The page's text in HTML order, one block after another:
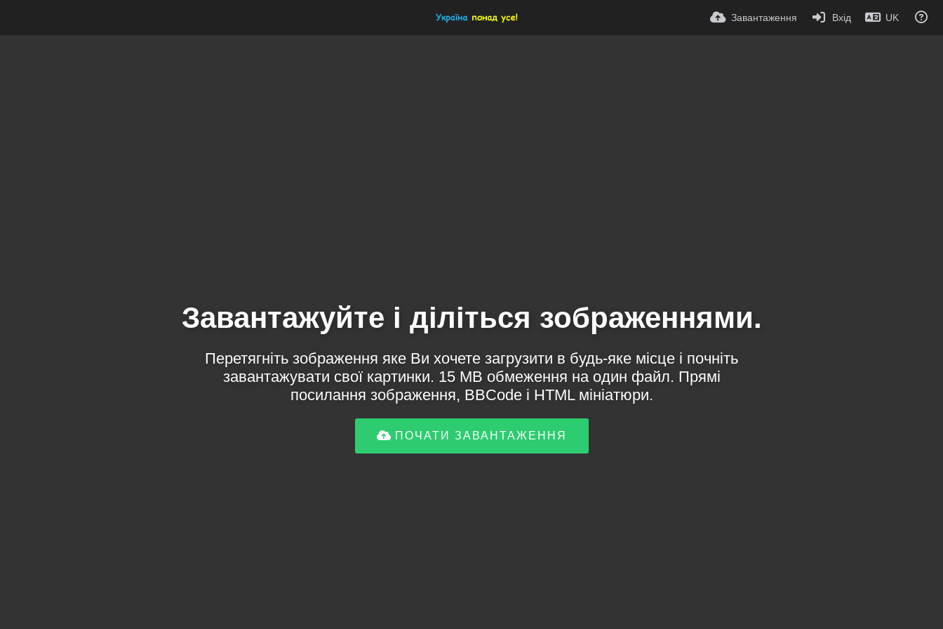
Завантаження Вхід UK
Завантажуйте і діліться зображеннями.
Перетягніть зображення яке Ви хочете загрузити в будь-яке місце і почніть
завантажувати свої картинки. 15 MB обмеження на один файл. Прямі
посилання зображення, BBCode і HTML мініатюри.
ПОЧАТИ ЗАВАНТАЖЕННЯ